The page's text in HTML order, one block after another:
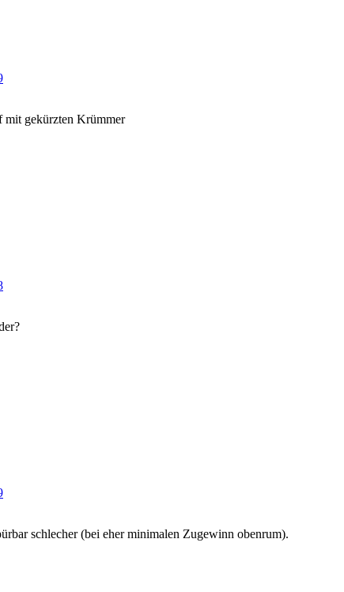
gekürzten Krümmer
schlecher (bei eher minimalen Zugewinn obenrum).